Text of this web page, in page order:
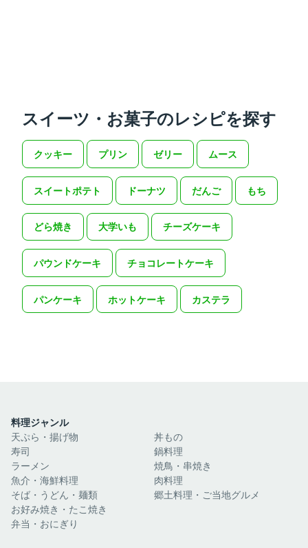
スイーツ・お菓子のレシピを探す
クッキー プリン ゼリー ムース
スイートポテト ドーナツ だんご もち
どら焼き 大学いも チーズケーキ
パウンドケーキ チョコレートケーキ
パンケーキ ホットケーキ カステラ
料理ジャンル
天ぷら・揚げ物
寿司
ラーメン
魚介・海鮮料理
そば・うどん・麺類
お好み焼き・たこ焼き
弁当・おにぎり
丼もの
鍋料理
焼鳥・串焼き
肉料理
郷土料理・ご当地グルメ